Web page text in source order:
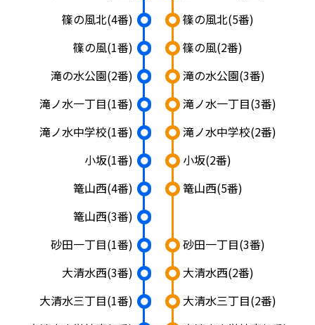
篠の風北(4番)
篠の風(1番)
滝の水公園(2番)
滝ノ水一丁目(1番)
滝ノ水中学校(1番)
小坂(1番)
篭山西(4番)
篭山西(3番)
砂田一丁目(1番)
大清水西(3番)
大清水三丁目(1番)
大清水三丁目(2番)
大清水西(2番)
砂田一丁目(3番)
篭山西(5番)
小坂(2番)
滝ノ水中学校(2番)
滝ノ水一丁目(3番)
滝の水公園(3番)
篠の風(2番)
篠の風北(5番)